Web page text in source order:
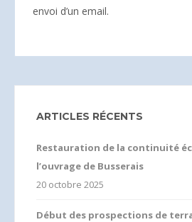
envoi d’un email.
ARTICLES RÉCENTS
Restauration de la continuité
l’ouvrage de Busserais
20 octobre 2025
Début des prospections de